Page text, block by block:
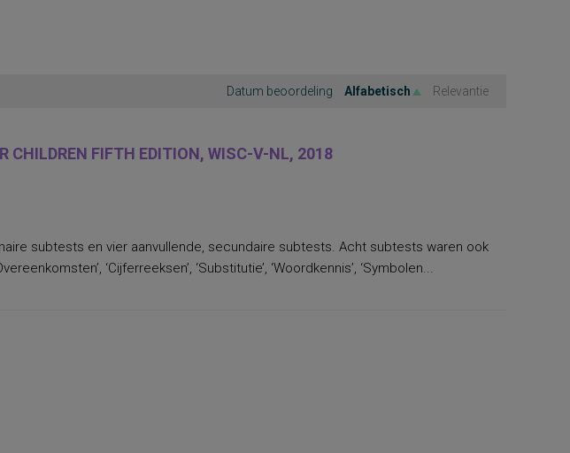
Datum beoordeling Alfabetisch Relevantie
CHILDREN FIFTH EDITION, WISC-V-NL, 2018
subtests en vier aanvullende, secundaire subtests. Acht subtests waren ook
‘Cijferreeksen’, ‘Substitutie’, ‘Woordkennis’, ‘Symbolen...